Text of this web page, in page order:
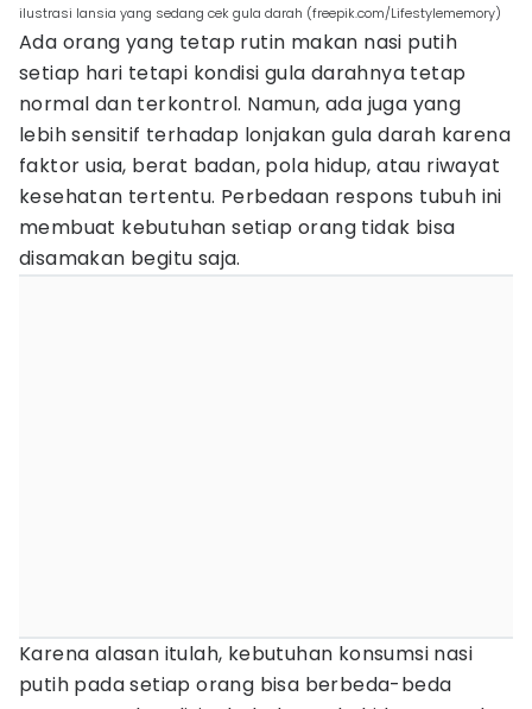
ilustrasi lansia yang sedang cek gula darah (freepik.com/Lifestylememory)
Ada orang yang tetap rutin makan nasi putih
setiap hari tetapi kondisi gula darahnya tetap
normal dan terkontrol. Namun, ada juga yang
lebih sensitif terhadap lonjakan gula darah karena
faktor usia, berat badan, pola hidup, atau riwayat
kesehatan tertentu. Perbedaan respons tubuh ini
membuat kebutuhan setiap orang tidak bisa
disamakan begitu saja.
Karena alasan itulah, kebutuhan konsumsi nasi
putih pada setiap orang bisa berbeda-beda